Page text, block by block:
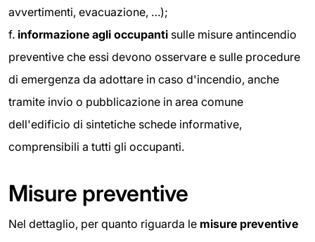
avvertimenti, evacuazione, …);
f. informazione agli occupanti sulle misure antincendio
preventive che essi devono osservare e sulle procedure
di emergenza da adottare in caso d'incendio, anche
tramite invio o pubblicazione in area comune
dell'edificio di sintetiche schede informative,
comprensibili a tutti gli occupanti.
Misure preventive
Nel dettaglio, per quanto riguarda le misure preventive